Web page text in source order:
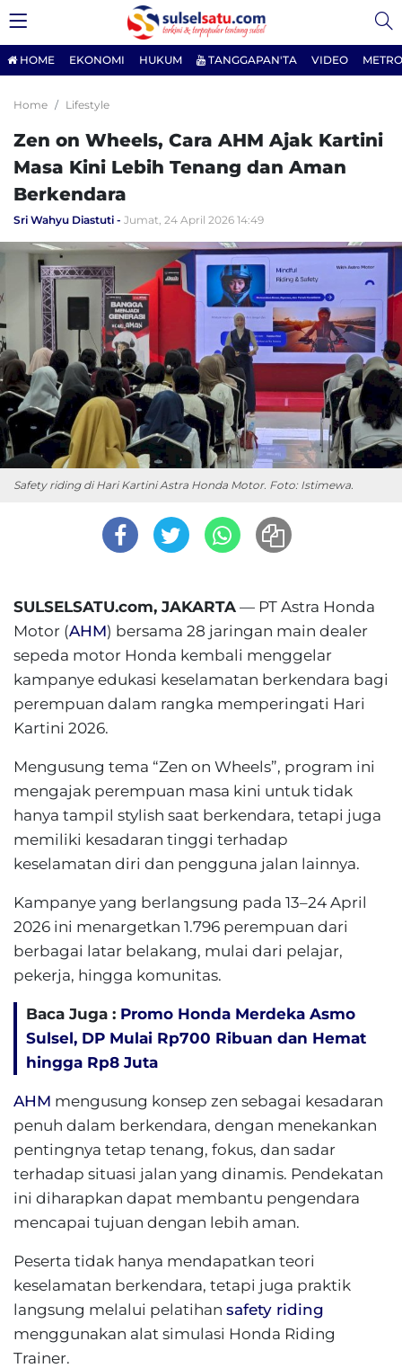
HOME EKONOMI HUKUM TANGGAPAN'TA VIDEO
Home Lifestyle
Zen on Wheels, Cara AHM Ajak Kartini
Masa Kini Lebih Tenang dan Aman
Berkendara
Sri Wahyu Diastuti Jumat, 24 April 2026 14:49
Safety riding di Hari Kartini Astra Honda Motor. Foto: Istimewa.
SULSELSATU.com, JAKARTA — PT Astra Honda
Motor (AHM) bersama 28 jaringan main dealer
sepeda motor Honda kembali menggelar
kampanye edukasi keselamatan berkendara bagi
perempuan dalam rangka memperingati Hari
Kartini 2026.
Mengusung tema “Zen on Wheels”, program ini
mengajak perempuan masa kini untuk tidak
hanya tampil stylish saat berkendara, tetapi juga
memiliki kesadaran tinggi terhadap
keselamatan diri dan pengguna jalan lainnya.
Kampanye yang berlangsung pada 13–24 April
2026 ini menargetkan 1.796 perempuan dari
berbagai latar belakang, mulai dari pelajar,
pekerja, hingga komunitas.
Baca Juga : Promo Honda Merdeka Asmo
Sulsel, DP Mulai Rp700 Ribuan dan Hemat
hingga Rp8 Juta
AHM mengusung konsep zen sebagai kesadaran
penuh dalam berkendara, dengan menekankan
pentingnya tetap tenang, fokus, dan sadar
terhadap situasi jalan yang dinamis. Pendekatan
ini diharapkan dapat membantu pengendara
mencapai tujuan dengan lebih aman.
Peserta tidak hanya mendapatkan teori
keselamatan berkendara, tetapi juga praktik
langsung melalui pelatihan safety riding
menggunakan alat simulasi Honda Riding
Trainer.